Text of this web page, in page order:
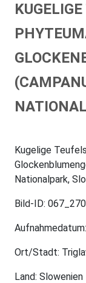
Kugelige
Nationalpark,
Bild-ID:
Ort/Stadt:
Land: Slowenien